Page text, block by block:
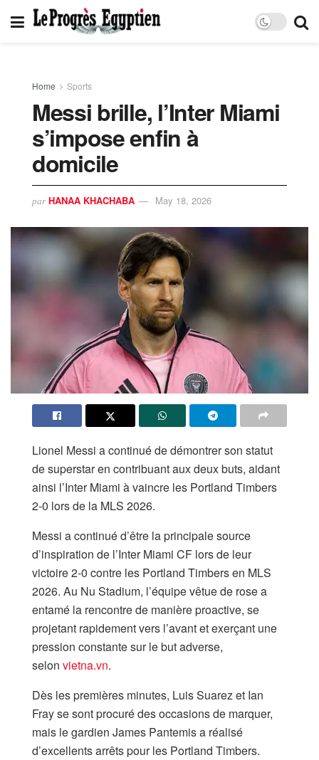
Home Sports
Messi brille, l’Inter Miami
s’impose enfin à
domicile
par HANAA KHACHABA May 18, 2026
Lionel Messi a continué de démontrer son statut
de superstar en contribuant aux deux buts, aidant
ainsi l’Inter Miami à vaincre les Portland Timbers
2-0 lors de la MLS 2026.
Messi a continué d’être la principale source
d’inspiration de l’Inter Miami CF lors de leur
victoire 2-0 contre les Portland Timbers en MLS
2026. Au Nu Stadium, l’équipe vêtue de rose a
entamé la rencontre de manière proactive, se
projetant rapidement vers l’avant et exerçant une
pression constante sur le but adverse,
selon vietna.vn.
Dès les premières minutes, Luis Suarez et Ian
Fray se sont procuré des occasions de marquer,
mais le gardien James Pantemis a réalisé
d’excellents arrêts pour les Portland Timbers.